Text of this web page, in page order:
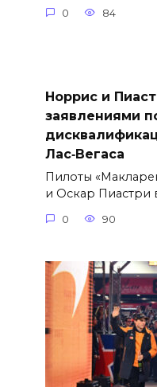
0 84
Норрис и
заявлениями
Лас‑Вегаса
Пилоты
и Оскар Пиастри
0 90